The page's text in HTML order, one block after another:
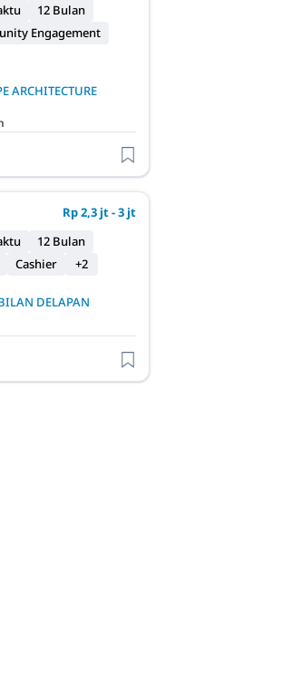
12 Bulan
Engagement
ARCHITECTURE
Rp 2,3 jt - 3 jt
12 Bulan
Cashier +2
DELAPAN